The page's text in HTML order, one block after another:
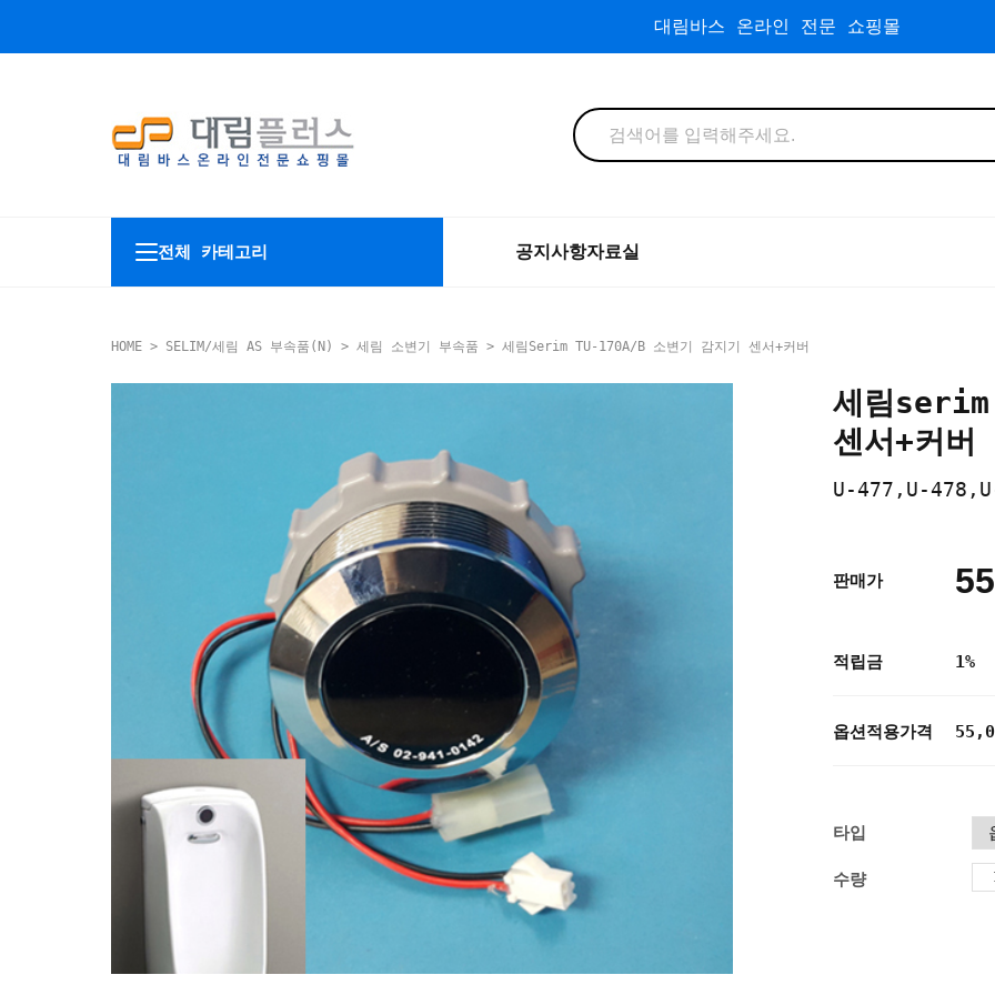
대림바스 온라인 전문 쇼핑몰
전체 카테고리 공지사항자료실
HOME > SELIM/세림 AS 부속품(N) > 세림 소변기 부속품 > 세림serim TU-170A/B 소변기 감지기 센서+커버
세림
센서+커버
U-477,U-
판매가
적립금 1%
옵션적용가격
타입
수량